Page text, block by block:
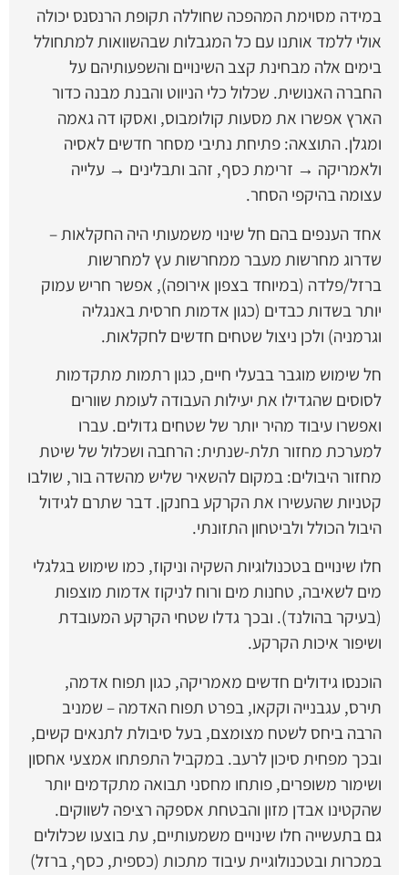
במידה מסוימת המהפכה שחוללה תקופת הרנסנס יכולה
אולי ללמד אותנו עם כל המגבלות שבהשוואות למתחולל
בימים אלה מבחינת קצב השינויים והשפעותיהם על
החברה האנושית. שכלול כלי הניווט והבנת מבנה כדור
הארץ אפשרו את מסעות קולומבוס, ואסקו דה גאמה
ומגלן. התוצאה: פתיחת נתיבי מסחר חדשים לאסיה
ולאמריקה → זרימת כסף, זהב ותבלינים → עלייה
עצומה בהיקפי הסחר.
אחד הענפים בהם חל שינוי משמעותי היה החקלאות –
שדרוג מחרשות מעבר ממחרשות עץ למחרשות
ברזל/פלדה (במיוחד בצפון אירופה), אפשר חריש עמוק
יותר בשדות כבדים (כגון אדמות חרסית באנגליה
וגרמניה) ולכן ניצול שטחים חדשים לחקלאות.
חל שימוש מוגבר בבעלי חיים, כגון רתמות מתקדמות
לסוסים שהגדילו את יעילות העבודה לעומת שוורים
ואפשרו עיבוד מהיר יותר של שטחים גדולים. עברו
למערכת מחזור תלת-שנתית: הרחבה ושכלול של שיטת
מחזור היבולים: במקום להשאיר שליש מהשדה בור, שולבו
קטניות שהעשירו את הקרקע בחנקן. דבר שתרם לגידול
היבול הכולל ולביטחון התזונתי.
חלו שינויים בטכנולוגיות השקיה וניקוז, כמו שימוש בגלגלי
מים לשאיבה, טחנות מים ורוח לניקוז אדמות מוצפות
(בעיקר בהולנד). ובכך גדלו שטחי הקרקע המעובדת
ושיפור איכות הקרקע.
הוכנסו גידולים חדשים מאמריקה, כגון תפוח אדמה,
תירס, עגבנייה וקקאו, בפרט תפוח האדמה – שמניב
הרבה ביחס לשטח מצומצם, בעל סיבולת לתנאים קשים,
ובכך מפחית סיכון לרעב. במקביל התפתחו אמצעי אחסון
ושימור משופרים, פותחו מחסני תבואה מתקדמים יותר
שהקטינו אבדן מזון והבטחת אספקה רציפה לשווקים.
גם בתעשייה חלו שינויים משמעותיים, עת בוצעו שכלולים
במכרות ובטכנולוגיית עיבוד מתכות (כספית, כסף, ברזל)